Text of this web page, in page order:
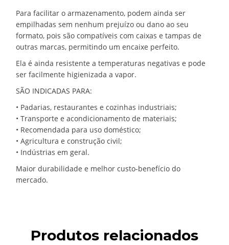
Para facilitar o armazenamento, podem ainda ser
empilhadas sem nenhum prejuízo ou dano ao seu
formato, pois são compatíveis com caixas e tampas de
outras marcas, permitindo um encaixe perfeito.
Ela é ainda resistente a temperaturas negativas e pode
ser facilmente higienizada a vapor.
SÃO INDICADAS PARA:
• Padarias, restaurantes e cozinhas industriais;
• Transporte e acondicionamento de materiais;
• Recomendada para uso doméstico;
• Agricultura e construção civil;
• Indústrias em geral.
Maior durabilidade e melhor custo-benefício do
mercado.
Produtos relacionados